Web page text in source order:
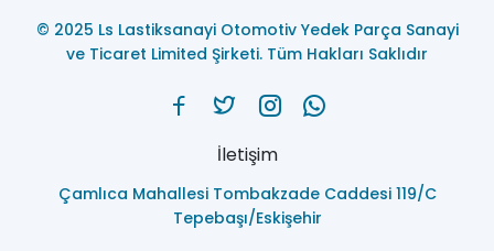
© 2025 Ls Lastiksanayi Otomotiv Yedek Parça Sanayi
ve Ticaret Limited Şirketi. Tüm Hakları Saklıdır
İletişim
Çamlıca Mahallesi Tombakzade Caddesi 119/C
Tepebaşı/Eskişehir